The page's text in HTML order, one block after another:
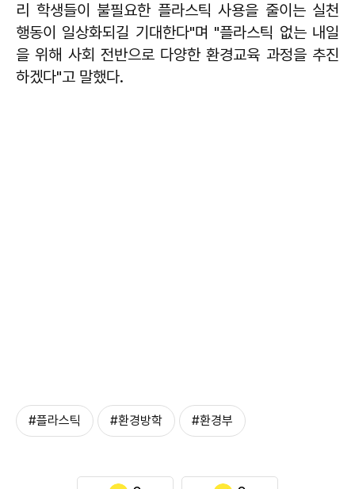
리 학생들이 불필요한 플라스틱 사용을 줄이는 실천
행동이 일상화되길 기대한다"며 "플라스틱 없는 내일
을 위해 사회 전반으로 다양한 환경교육 과정을 추진
하겠다"고 말했다.
#플라스틱 #환경방학 #환경부